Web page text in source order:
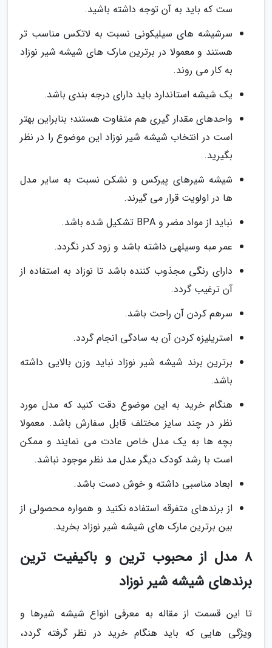
ست که باید به آن توجه داشته باشید.
سرشیشه های سیلیکونی نسبت به لاتکس مناسب تر
هستند و معمولا در برترین مارک های شیشه شیر نوزاد
به کار می روند.
یک شیشه استاندارد باید دارای درجه بندی باشد.
واحدهای مقدار گیری هم متفاوت هستند؛ بنابراین بهتر
است در انتخاب شیشه شیر نوزاد این موضوع را در نظر
بگیرید.
شیشه شیرهای پیرکس و نشکن نسبت به سایر مدل
ها در اولویت قرار می گیرند.
نباید از مواد مضر و BPA تشکیل شده باشد.
عمر مبه وسیلهی داشته باشد و زود کدر نگردد.
دارای رنگی مجذوب کننده باشد تا نوزاد به استفاده از
آن ترغیب گردد.
سرهم کردن آن راحت باشد.
استریلیزه کردن آن به سادگی انجام گردد.
برترین برند شیشه شیر نوزاد نباید وزن بالایی داشته
باشد.
هنگام خرید به این موضوع دقت کنید که مدل مورد
نظر در چند سایز مختلف قابل سفارش باشد. معمولا
بچه ها به یک مدل خاص عادت می نمایند و ممکن
است با رشد کودک دیگر مدل مد نظر موجود نباشد.
ابعاد مناسبی داشته و خوش دست باشد.
از برندهای متفرقه استفاده نکنید و همواره محصولی از
بین برترین مارک های شیشه شیر نوزاد بخرید.
8 مدل از محبوب ترین و باکیفیت ترین
برندهای شیشه شیر نوزاد
تا این قسمت از مقاله به معرفی انواع شیشه شیرها و
ویژگی هایی که باید هنگام خرید در نظر گرفته گردد،